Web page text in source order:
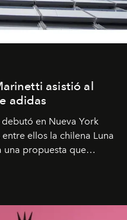
asistió al
adidas
en Nueva York
ellos la chilena Luna
una propuesta que